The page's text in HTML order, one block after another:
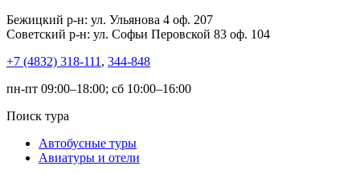
Бежицкий р-н: ул. Ульянова 4 оф. 207
Советский р-н: ул. Софьи Перовской 83 оф. 104
+7 (4832) 318-111 , 344-848
пн-пт 09:00–18:00; сб 10:00–16:00
Поиск тура
Автобусные туры
Авиатуры и отели